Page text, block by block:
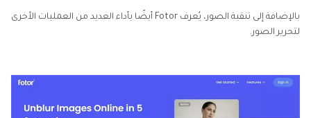
بالإضافة إلى تنقية الصور، يُعرف Fotor أيضًا بأداء العديد من العمليات الأخرى
لتحرير الصور.